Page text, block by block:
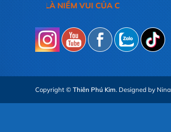
KHÁCH,LÀ NIỀM VUI CỦA CHÚNG TÔI
Copyright © Thiên Phú Kim. Designed by Nina